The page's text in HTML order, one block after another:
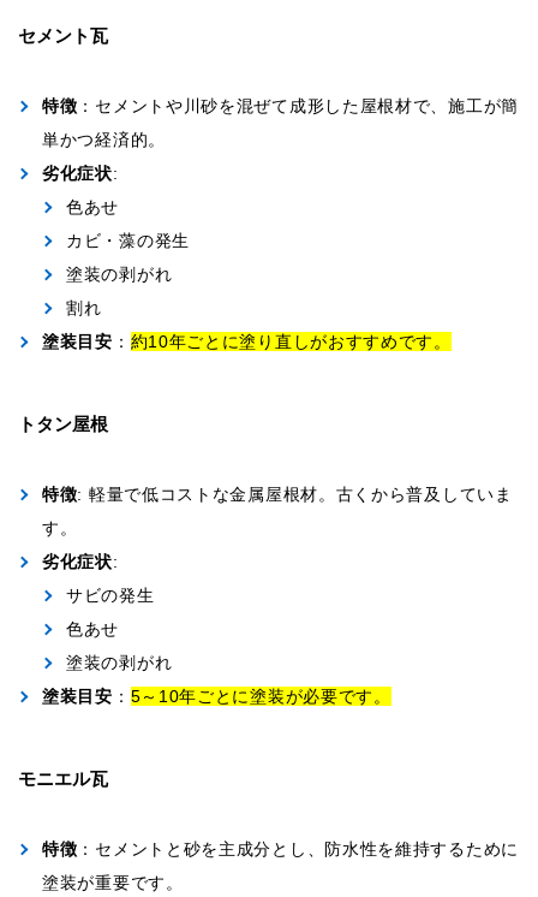
セメント瓦
特徴 ：セメントや川砂を混ぜて成形した屋根材で、施工が簡
単かつ経済的。
劣化症状:
色あせ
カビ・藻の発生
塗装の剥がれ
割れ
塗装目安 ： 約10年ごとに塗り直しがおすすめです。
トタン屋根
特徴: 軽量で低コストな金属屋根材。古くから普及していま
す。
劣化症状:
サビの発生
色あせ
塗装の剥がれ
塗装目安 ： 5～10年ごとに塗装が必要です。
モニエル瓦
特徴 ：セメントと砂を主成分とし、防水性を維持するために
塗装が重要です。